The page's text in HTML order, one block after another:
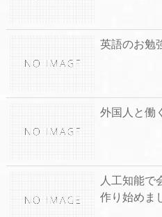
英語のお勉
外国人と働
人工知能で
作り始めま